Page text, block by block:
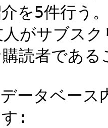
を5件行う
がサブスク
読者である
ータベー
: